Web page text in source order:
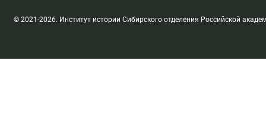
© 2021-2026. Институт истории Сибирского отделения Российской